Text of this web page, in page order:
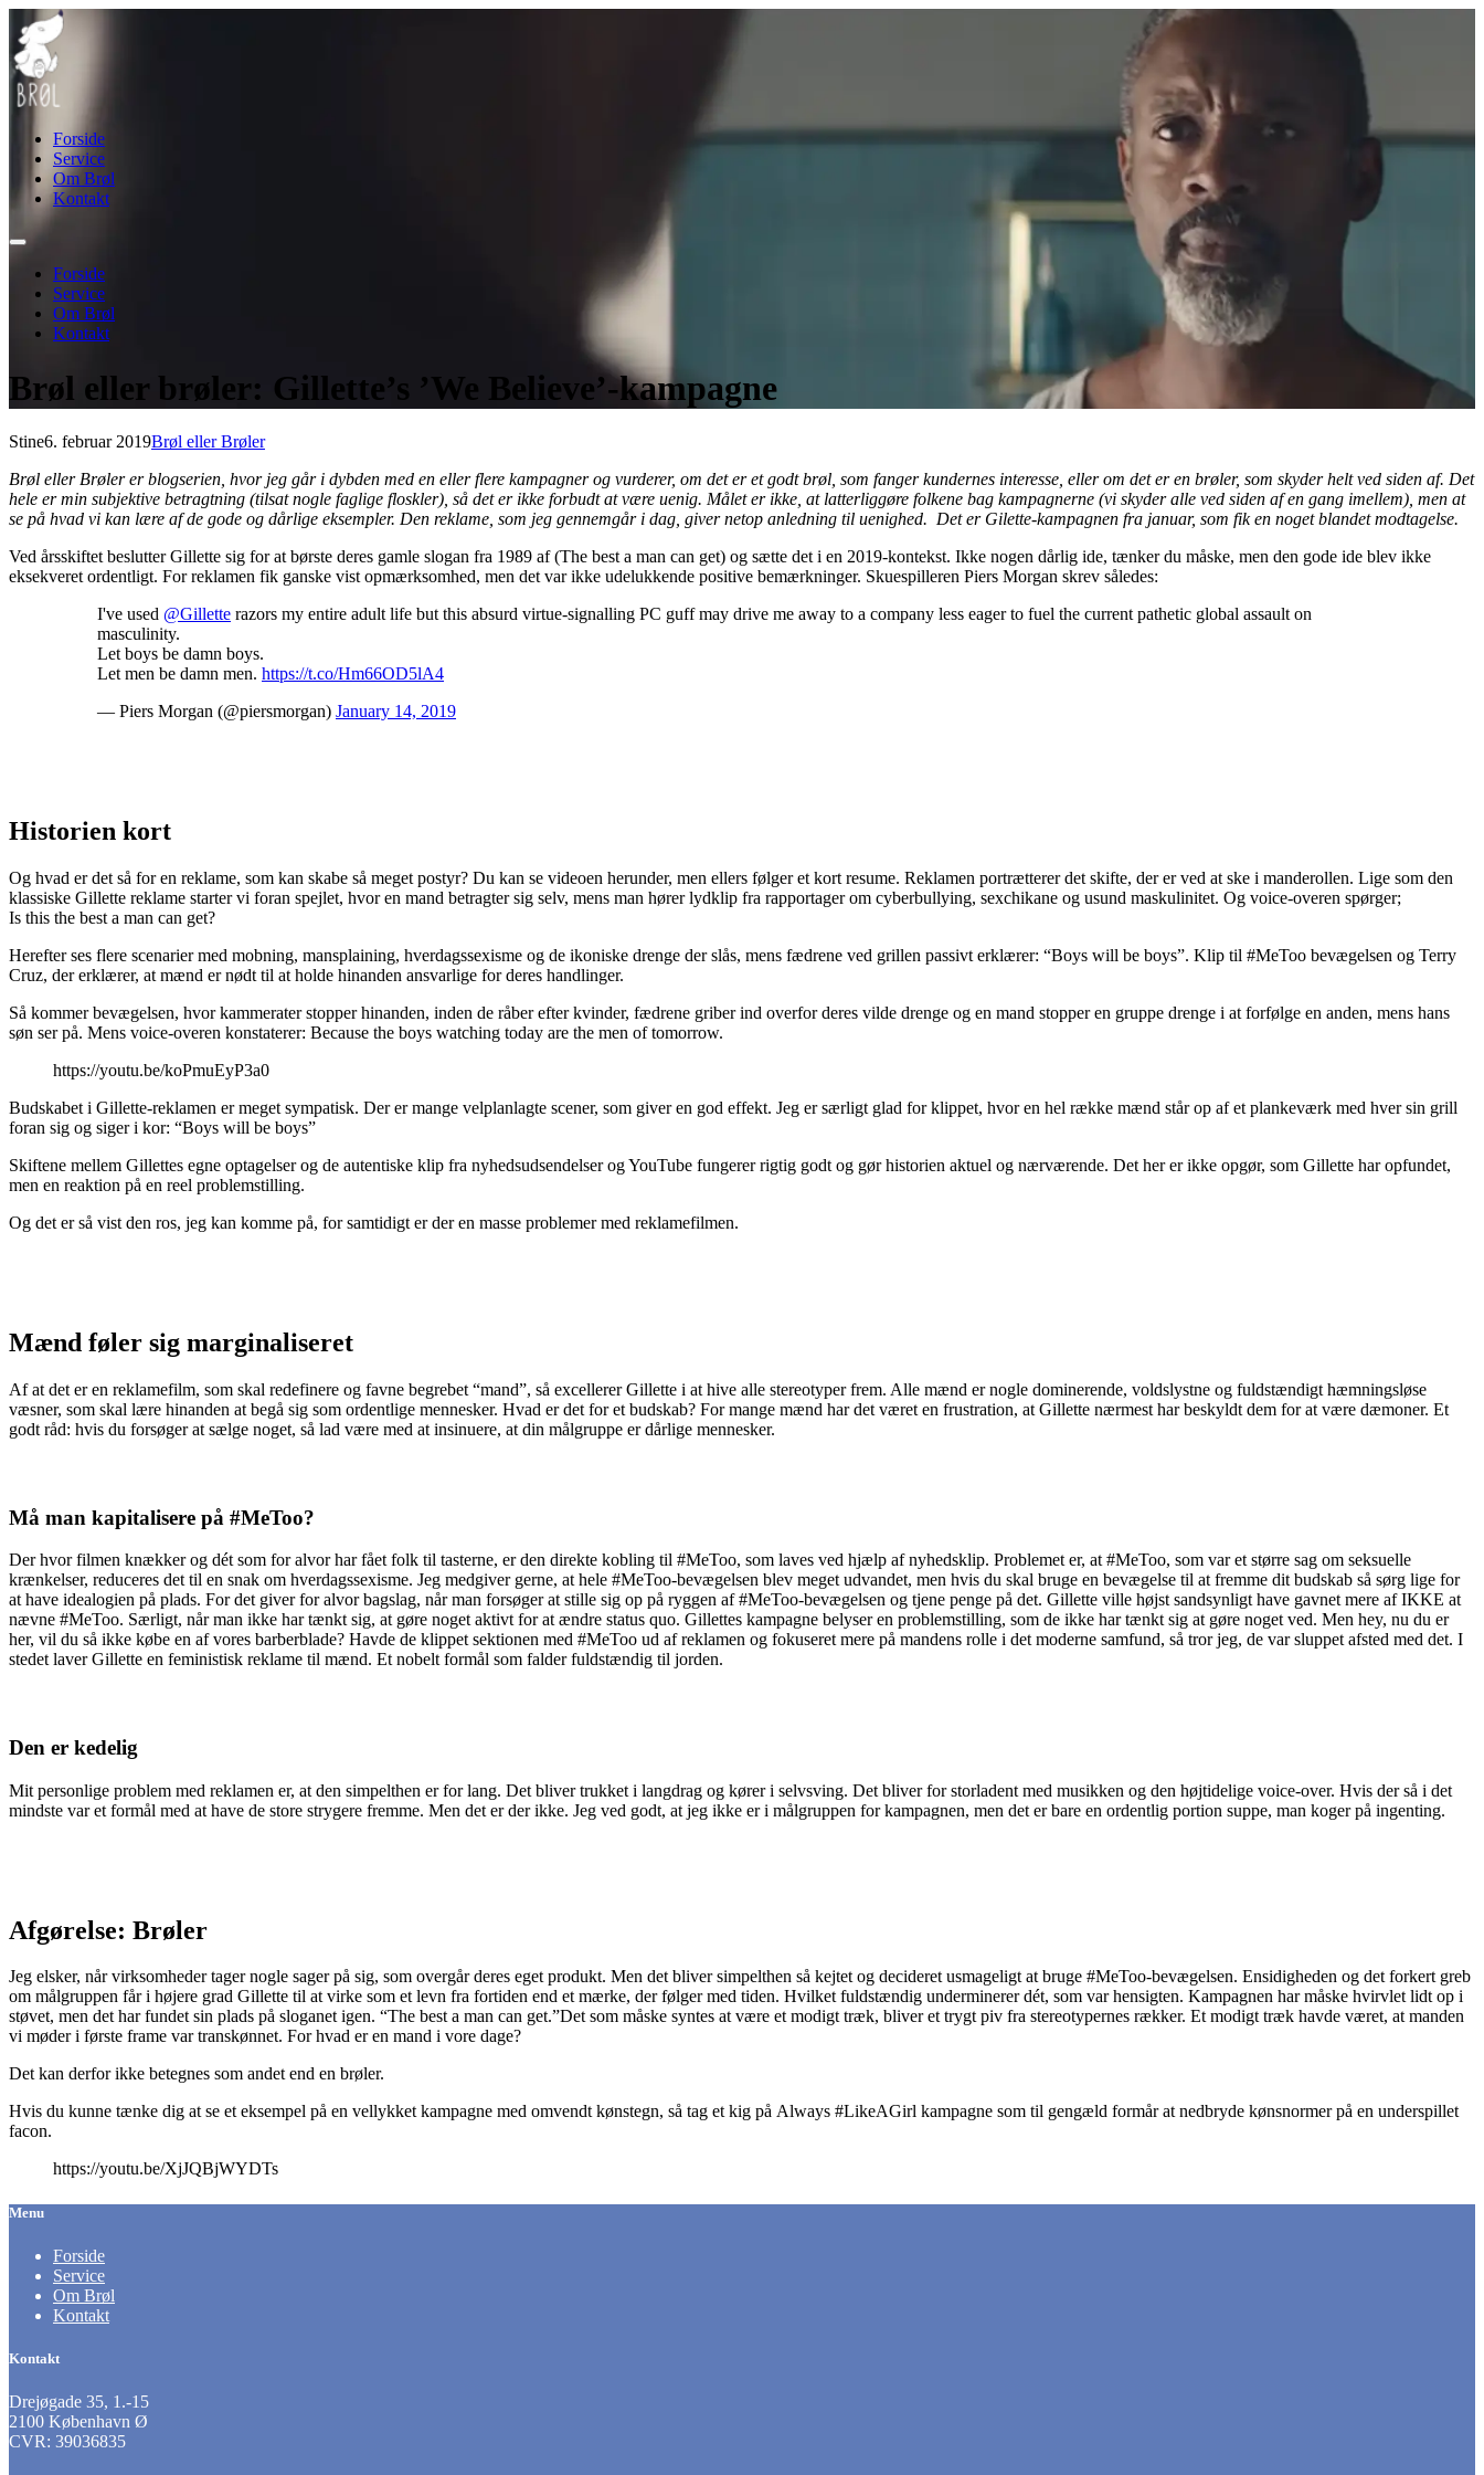
Forside
Service
Om Brøl
Kontakt
Forside
Service
Om Brøl
Kontakt
Brøl eller brøler: Gillette’s ’We Believe’-kampagne
Stine6. februar 2019Brøl eller Brøler
Brøl eller Brøler er blogserien, hvor jeg går i dybden med en eller flere kampagner og vurderer, om det er et godt brøl, som fanger kundernes interesse, eller om det er en brøler, som skyder helt ved siden af. Det
hele er min subjektive betragtning (tilsat nogle faglige floskler), så det er ikke forbudt at være uenig. Målet er ikke, at latterliggøre folkene bag kampagnerne (vi skyder alle ved siden af en gang imellem), men at
se på hvad vi kan lære af de gode og dårlige eksempler. Den reklame, som jeg gennemgår i dag, giver netop anledning til uenighed. Det er Gilette-kampagnen fra januar, som fik en noget blandet modtagelse.
Ved årsskiftet beslutter Gillette sig for at børste deres gamle slogan fra 1989 af (The best a man can get) og sætte det i en 2019-kontekst. Ikke nogen dårlig ide, tænker du måske, men den gode ide blev ikke
eksekveret ordentligt. For reklamen fik ganske vist opmærksomhed, men det var ikke udelukkende positive bemærkninger. Skuespilleren Piers Morgan skrev således:
I've used @Gillette razors my entire adult life but this absurd virtue-signalling PC guff may drive me away to a company less eager to fuel the current pathetic global assault on
masculinity.
Let boys be damn boys.
Let men be damn men. https://t.co/Hm66OD5lA4
— Piers Morgan (@piersmorgan) January 14, 2019
Historien kort
Og hvad er det så for en reklame, som kan skabe så meget postyr? Du kan se videoen herunder, men ellers følger et kort resume. Reklamen portrætterer det skifte, der er ved at ske i manderollen. Lige som den
klassiske Gillette reklame starter vi foran spejlet, hvor en mand betragter sig selv, mens man hører lydklip fra rapportager om cyberbullying, sexchikane og usund maskulinitet. Og voice-overen spørger;
Is this the best a man can get?
Herefter ses flere scenarier med mobning, mansplaining, hverdagssexisme og de ikoniske drenge der slås, mens fædrene ved grillen passivt erklærer: “Boys will be boys”. Klip til #MeToo bevægelsen og Terry
Cruz, der erklærer, at mænd er nødt til at holde hinanden ansvarlige for deres handlinger.
Så kommer bevægelsen, hvor kammerater stopper hinanden, inden de råber efter kvinder, fædrene griber ind overfor deres vilde drenge og en mand stopper en gruppe drenge i at forfølge en anden, mens hans
søn ser på. Mens voice-overen konstaterer: Because the boys watching today are the men of tomorrow.
https://youtu.be/koPmuEyP3a0
Budskabet i Gillette-reklamen er meget sympatisk. Der er mange velplanlagte scener, som giver en god effekt. Jeg er særligt glad for klippet, hvor en hel række mænd står op af et plankeværk med hver sin grill
foran sig og siger i kor: “Boys will be boys”
Skiftene mellem Gillettes egne optagelser og de autentiske klip fra nyhedsudsendelser og YouTube fungerer rigtig godt og gør historien aktuel og nærværende. Det her er ikke opgør, som Gillette har opfundet,
men en reaktion på en reel problemstilling.
Og det er så vist den ros, jeg kan komme på, for samtidigt er der en masse problemer med reklamefilmen.
Mænd føler sig marginaliseret
Af at det er en reklamefilm, som skal redefinere og favne begrebet “mand”, så excellerer Gillette i at hive alle stereotyper frem. Alle mænd er nogle dominerende, voldslystne og fuldstændigt hæmningsløse
væsner, som skal lære hinanden at begå sig som ordentlige mennesker. Hvad er det for et budskab? For mange mænd har det været en frustration, at Gillette nærmest har beskyldt dem for at være dæmoner. Et
godt råd: hvis du forsøger at sælge noget, så lad være med at insinuere, at din målgruppe er dårlige mennesker.
Må man kapitalisere på #MeToo?
Der hvor filmen knækker og dét som for alvor har fået folk til tasterne, er den direkte kobling til #MeToo, som laves ved hjælp af nyhedsklip. Problemet er, at #MeToo, som var et større sag om seksuelle
krænkelser, reduceres det til en snak om hverdagssexisme. Jeg medgiver gerne, at hele #MeToo-bevægelsen blev meget udvandet, men hvis du skal bruge en bevægelse til at fremme dit budskab så sørg lige for
at have idealogien på plads. For det giver for alvor bagslag, når man forsøger at stille sig op på ryggen af #MeToo-bevægelsen og tjene penge på det. Gillette ville højst sandsynligt have gavnet mere af IKKE at
nævne #MeToo. Særligt, når man ikke har tænkt sig, at gøre noget aktivt for at ændre status quo. Gillettes kampagne belyser en problemstilling, som de ikke har tænkt sig at gøre noget ved. Men hey, nu du er
her, vil du så ikke købe en af vores barberblade? Havde de klippet sektionen med #MeToo ud af reklamen og fokuseret mere på mandens rolle i det moderne samfund, så tror jeg, de var sluppet afsted med det. I
stedet laver Gillette en feministisk reklame til mænd. Et nobelt formål som falder fuldstændig til jorden.
Den er kedelig
Mit personlige problem med reklamen er, at den simpelthen er for lang. Det bliver trukket i langdrag og kører i selvsving. Det bliver for storladent med musikken og den højtidelige voice-over. Hvis der så i det
mindste var et formål med at have de store strygere fremme. Men det er der ikke. Jeg ved godt, at jeg ikke er i målgruppen for kampagnen, men det er bare en ordentlig portion suppe, man koger på ingenting.
Afgørelse: Brøler
Jeg elsker, når virksomheder tager nogle sager på sig, som overgår deres eget produkt. Men det bliver simpelthen så kejtet og decideret usmageligt at bruge #MeToo-bevægelsen. Ensidigheden og det forkert greb
om målgruppen får i højere grad Gillette til at virke som et levn fra fortiden end et mærke, der følger med tiden. Hvilket fuldstændig underminerer dét, som var hensigten. Kampagnen har måske hvirvlet lidt op i
støvet, men det har fundet sin plads på sloganet igen. “The best a man can get.”Det som måske syntes at være et modigt træk, bliver et trygt piv fra stereotypernes rækker. Et modigt træk havde været, at manden
vi møder i første frame var transkønnet. For hvad er en mand i vore dage?
Det kan derfor ikke betegnes som andet end en brøler.
Hvis du kunne tænke dig at se et eksempel på en vellykket kampagne med omvendt kønstegn, så tag et kig på Always #LikeAGirl kampagne som til gengæld formår at nedbryde kønsnormer på en underspillet
facon.
https://youtu.be/XjJQBjWYDTs
Menu
Forside
Service
Om Brøl
Kontakt
Kontakt
Drejøgade 35, 1.-15
2100 København Ø
CVR: 39036835